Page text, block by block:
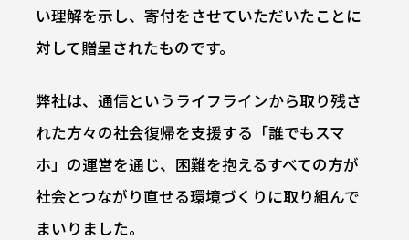
い理解を示し、寄付をさせていただいたことに
対して贈呈されたものです。
弊社は、通信というライフラインから取り残さ
れた方々の社会復帰を支援する「誰でもスマ
ホ」の運営を通じ、困難を抱えるすべての方が
社会とつながり直せる環境づくりに取り組んで
まいりました。